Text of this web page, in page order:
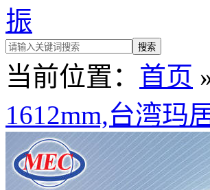
振
当前位置： 首页
1612mm,台湾玛